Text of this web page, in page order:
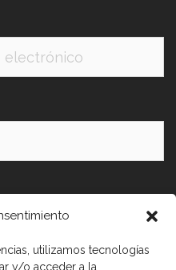
utilizamos tecnologías
y/o acceder a la